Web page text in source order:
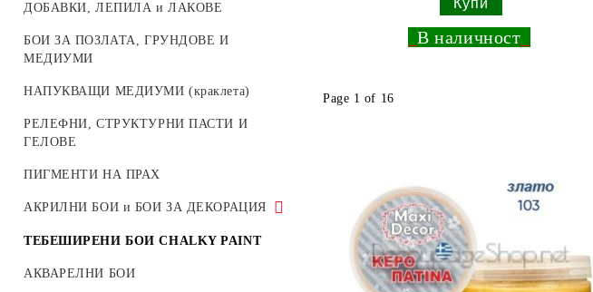
ТЕКСТИЛНА ХАРТИЯ - НЕТЪКАН
WHITE
ДЕКОРАЦИЯ
СТИКЕРИ И ТАГЧЕТА
ДОБАВКИ, ЛЕПИЛА и ЛАКОВЕ
БОИ ЗА ПОЗЛАТА, ГРУНДОВЕ И
МЕДИУМИ
НАПУКВАЩИ МЕДИУМИ (краклета)
РЕЛЕФНИ, СТРУКТУРНИ ПАСТИ И
ГЕЛОВЕ
ПИГМЕНТИ НА ПРАХ
АКРИЛНИ БОИ и БОИ ЗА ДЕКОРАЦИЯ
BODY ART - БОЯ ЗА ТЯЛО
ТЕБЕШИРЕНИ БОИ CHALKY PAINT
АКВАРЕЛНИ БОИ
_В наличност
Page 1 of 16